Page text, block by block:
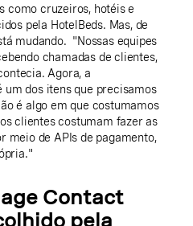
como cruzeiros, hotéis e
pela HotelBeds. Mas, de
mudando. "Nossas equipes
chamadas de clientes,
Agora, a
um dos itens que precisamos
é algo em que costumamos
clientes costumam fazer as
meio de APIs de pagamento,
Contact
pela